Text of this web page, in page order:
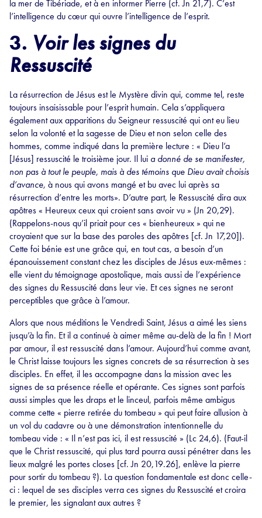
la mer de Tibériade, et à en informer Pierre (cf. Jn 21,7). C’est
l’intelligence du cœur qui ouvre l’intelligence de l’esprit.
3. Voir les signes du
Ressuscité
La résurrection de Jésus est le Mystère divin qui, comme tel, reste
toujours insaisissable pour l’esprit humain. Cela s’appliquera
également aux apparitions du Seigneur ressuscité qui ont eu lieu
selon la volonté et la sagesse de Dieu et non selon celle des
hommes, comme indiqué dans la première lecture : « Dieu l’a
[Jésus] ressuscité le troisième jour. Il lui a donné de se manifester,
non pas à tout le peuple, mais à des témoins que Dieu avait choisis
d’avance, à nous qui avons mangé et bu avec lui après sa
résurrection d’entre les morts». D’autre part, le Ressuscité dira aux
apôtres « Heureux ceux qui croient sans avoir vu » (Jn 20,29).
(Rappelons-nous qu’il priait pour ces « bienheureux » qui ne
croyaient que sur la base des paroles des apôtres [cf. Jn 17,20]).
Cette foi bénie est une grâce qui, en tout cas, a besoin d’un
épanouissement constant chez les disciples de Jésus eux-mêmes :
elle vient du témoignage apostolique, mais aussi de l’expérience
des signes du Ressuscité dans leur vie. Et ces signes ne seront
perceptibles que grâce à l’amour.
Alors que nous méditions le Vendredi Saint, Jésus a aimé les siens
jusqu’à la fin. Et il a continué à aimer même au-delà de la fin ! Mort
par amour, il est ressuscité dans l’amour. Aujourd’hui comme avant,
le Christ laisse toujours les signes concrets de sa résurrection à ses
disciples. En effet, il les accompagne dans la mission avec les
signes de sa présence réelle et opérante. Ces signes sont parfois
aussi simples que les draps et le linceul, parfois même ambigus
comme cette « pierre retirée du tombeau » qui peut faire allusion à
un vol du cadavre ou à une démonstration intentionnelle du
tombeau vide : « Il n’est pas ici, il est ressuscité » (Lc 24,6). (Faut-il
que le Christ ressuscité, qui plus tard pourra aussi pénétrer dans les
lieux malgré les portes closes [cf. Jn 20,19.26], enlève la pierre
pour sortir du tombeau ?). La question fondamentale est donc celle-
ci : lequel de ses disciples verra ces signes du Ressuscité et croira
le premier, les signalant aux autres ?